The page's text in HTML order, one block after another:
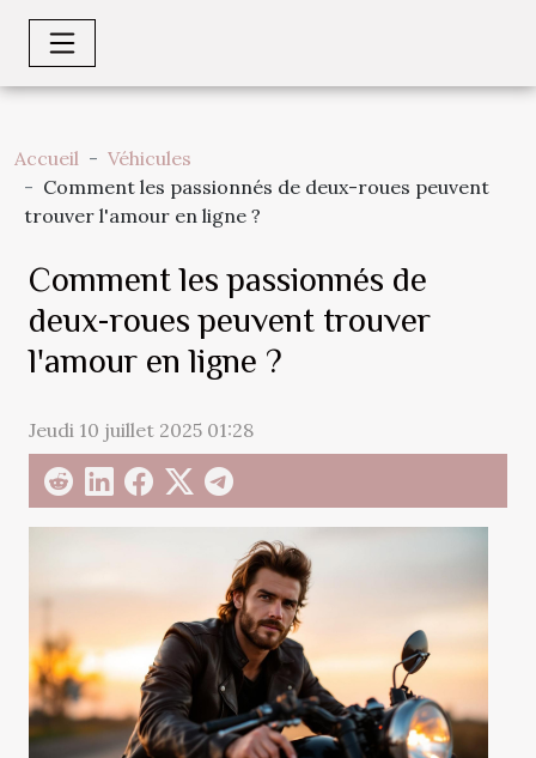
Accueil
Véhicules
Comment les passionnés de deux-roues peuvent
trouver l'amour en ligne ?
Comment les passionnés de
deux-roues peuvent trouver
l'amour en ligne ?
Jeudi 10 juillet 2025 01:28